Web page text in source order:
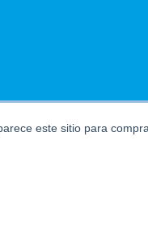
este sitio para